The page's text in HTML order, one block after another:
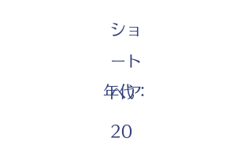
ショ
ート
ヘア
年代：
20